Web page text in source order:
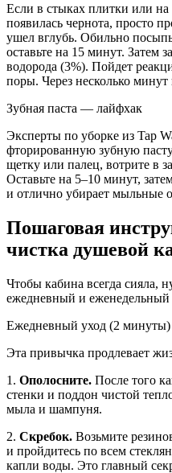
Если в стыках плитки или
появилась чернота, просто
ушел вглубь. Обильно
оставьте на 15 минут. Затем
водорода (3%). Пойдет
поры. Через несколько
Зубная паста — лайфхак
Эксперты по уборке из Tap
фторированную зубную
щетку или палец, вотрите в
Оставьте на 5–10 минут,
и отлично убирает мыльные
Пошаговая
чистка душевой
Чтобы кабина всегда сияла,
ежедневный и еженедельный
Ежедневный уход (2 минуты)
Эта привычка продлевает
1. Ополосните. После того
стенки и поддон чистой
мыла и шампуня.
2. Скребок. Возьмите
и пройдитесь по всем
капли воды. Это главный